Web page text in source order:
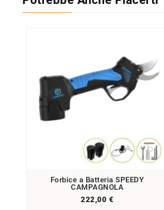
Forbice a Batteria SPEEDY
CAMPAGNOLA
222,00 €